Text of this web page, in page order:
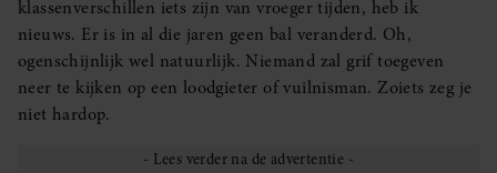
klassenverschillen iets zijn van vroeger tijden, heb ik
nieuws. Er is in al die jaren geen bal veranderd. Oh,
ogenschijnlijk wel natuurlijk. Niemand zal grif toegeven
neer te kijken op een loodgieter of vuilnisman. Zoiets zeg je
niet hardop.